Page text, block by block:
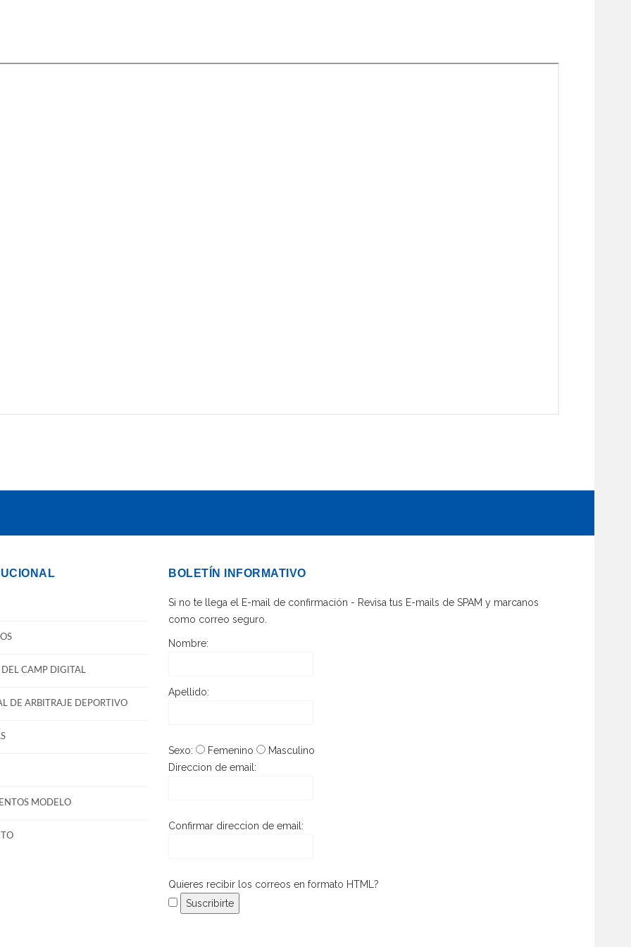
DEL CAMP DIGITAL
DE ARBITRAJE DEPORTIVO
MODELO
BOLETÍN INFORMATIVO
Si no te llega el E-mail de confirmación - Revisa tus E-mails de SPAM y marcanos
como correo seguro.
Nombre:
Apellido:
Sexo: Femenino
Masculino
Direccion de email:
Confirmar direccion de email:
Quieres recibir los correos en formato HTML?